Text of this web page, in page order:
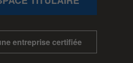
entreprise certifiée